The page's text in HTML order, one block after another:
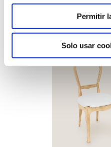
Permitir
Solo usar
Cadia basic negra